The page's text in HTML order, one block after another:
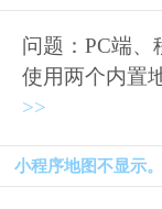
问题：PC端
使用两个内置
>>
小程序地图不显示。